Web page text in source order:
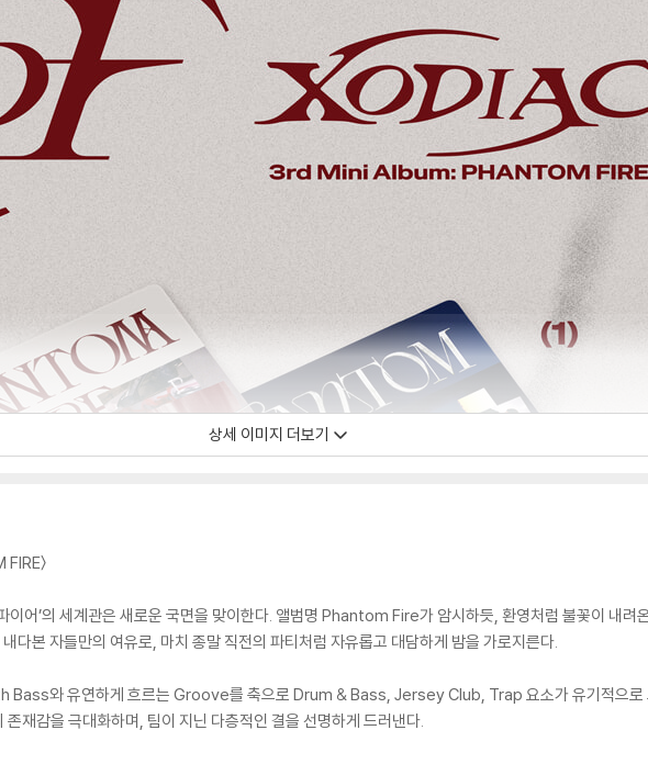
상세 이미지 더보기
〉
파이어’의 세계관은 새로운 국면을 맞이한다. 앨범명 Phantom Fire가 암시하듯, 환영처럼 불꽃이 내려
다본 자들만의 여유로, 마치 종말 직전의 파티처럼 자유롭고 대담하게 밤을 가로지른다.
Bass와 유연하게 흐르는 Groove를 축으로 Drum & Bass, Jersey Club, Trap 요소가 유기적으로
재감을 극대화하며, 팀이 지닌 다층적인 결을 선명하게 드러낸다.